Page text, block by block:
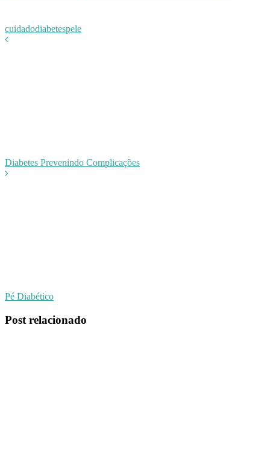
cuidadodiabetespele
Diabetes Prevenindo Complicações
Pé Diabético
Post relacionado